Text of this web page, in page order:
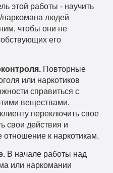
этой работы - научить
наркомана людей
чтобы они не
его
Повторные
или наркотиков
справиться с
веществами.
переключить свое
свои действия и
к наркотикам.
В начале работы над
или наркомании